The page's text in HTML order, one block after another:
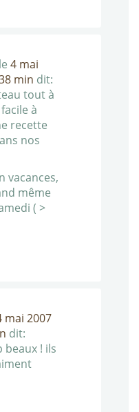
le 4 mai
min dit:
tout à
à
recette
nos
vacances,
même
( >
mai 2007
dit:
! ils